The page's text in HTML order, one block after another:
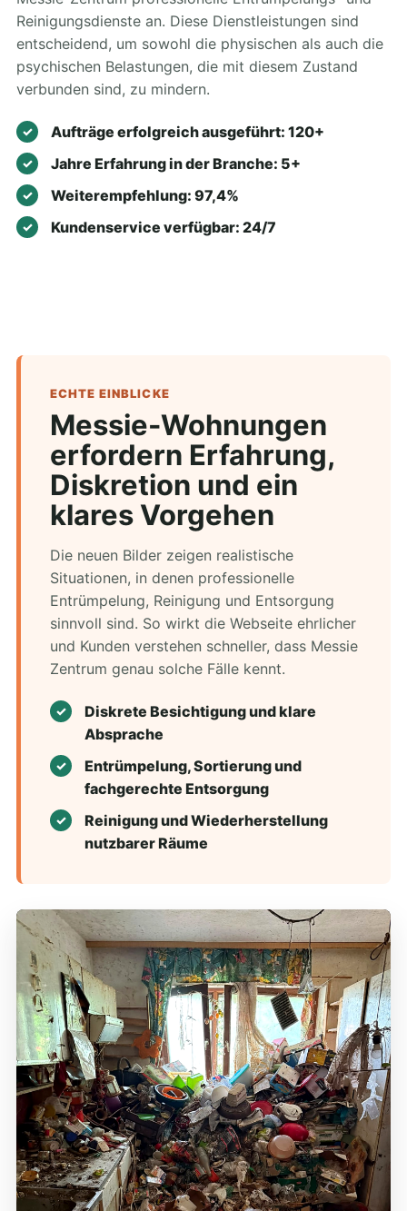
Reinigungsdienste an. Diese Dienstleistungen sind
entscheidend, um sowohl die physischen als auch die
psychischen Belastungen, die mit diesem Zustand
verbunden sind, zu mindern.
Aufträge erfolgreich ausgeführt: 120+
Jahre Erfahrung in der Branche: 5+
Weiterempfehlung: 97,4%
Kundenservice verfügbar: 24/7
ECHTE EINBLICKE
Messie-Wohnungen
erfordern Erfahrung,
Diskretion und ein
klares Vorgehen
Die neuen Bilder zeigen realistische
Situationen, in denen professionelle
Entrümpelung, Reinigung und Entsorgung
sinnvoll sind. So wirkt die Webseite ehrlicher
und Kunden verstehen schneller, dass Messie
Zentrum genau solche Fälle kennt.
Diskrete Besichtigung und klare
Absprache
Entrümpelung, Sortierung und
fachgerechte Entsorgung
Reinigung und Wiederherstellung
nutzbarer Räume